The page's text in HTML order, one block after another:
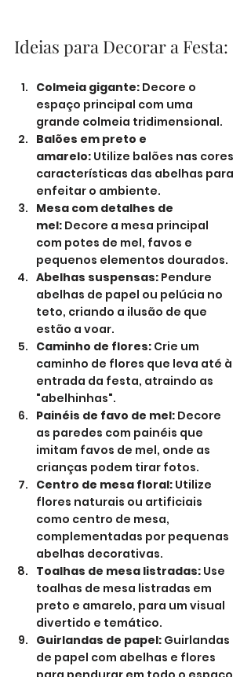
Ideias para Decorar a Festa:
Colmeia gigante: Decore o
espaço principal com uma
grande colmeia tridimensional.
Balões em preto e
amarelo: Utilize balões nas cores
características das abelhas para
enfeitar o ambiente.
Mesa com detalhes de
mel: Decore a mesa principal
com potes de mel, favos e
pequenos elementos dourados.
Abelhas suspensas: Pendure
abelhas de papel ou pelúcia no
teto, criando a ilusão de que
estão a voar.
Caminho de flores: Crie um
caminho de flores que leva até à
entrada da festa, atraindo as
"abelhinhas".
Painéis de favo de mel: Decore
as paredes com painéis que
imitam favos de mel, onde as
crianças podem tirar fotos.
Centro de mesa floral: Utilize
flores naturais ou artificiais
como centro de mesa,
complementadas por pequenas
abelhas decorativas.
Toalhas de mesa listradas: Use
toalhas de mesa listradas em
preto e amarelo, para um visual
divertido e temático.
Guirlandas de papel: Guirlandas
de papel com abelhas e flores